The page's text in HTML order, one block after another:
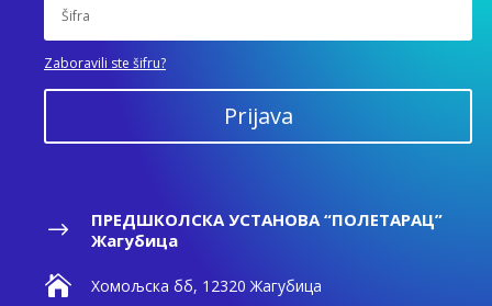
Zaboravili ste šifru?
Prijava
$
ПРЕДШКОЛСКА УСТАНОВА “ПОЛЕТАРАЦ”
Жагубица
 Хомољска бб, 12320 Жагубица